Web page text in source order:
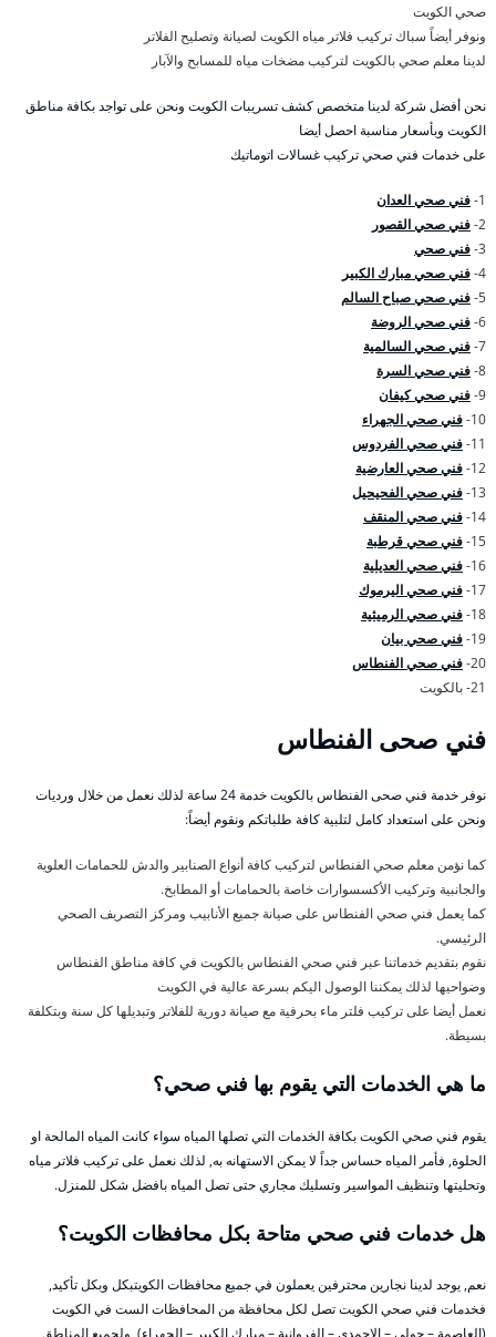
صحي الكويت
ونوفر أيضاً سباك تركيب فلاتر مياه الكويت لصيانة وتصليح الفلاتر
لدينا معلم صحي بالكويت لتركيب مضخات مياه للمسابح والآبار
نحن أفضل شركة لدينا متخصص كشف تسريبات الكويت ونحن على تواجد بكافة مناطق
الكويت وبأسعار مناسبة احصل أيضا
على خدمات فني صحي تركيب غسالات اتوماتيك
1- فني صحي العدان
2- فني صحي القصور
3- فني صحي
4- فني صحي مبارك الكبير
5- فني صحي صباح السالم
6- فني صحي الروضة
7- فني صحي السالمية
8- فني صحي السرة
9- فني صحي كيفان
10- فني صحي الجهراء
11- فني صحي الفردوس
12- فني صحي العارضية
13- فني صحي الفحيحيل
14- فني صحي المنقف
15- فني صحي قرطبة
16- فني صحي العديلية
17- فني صحي اليرموك
18- فني صحي الرميثية
19- فني صحي بيان
20- فني صحي الفنطاس
21- بالكويت
فني صحى الفنطاس
نوفر خدمة فني صحى الفنطاس بالكويت خدمة 24 ساعة لذلك نعمل من خلال ورديات
ونحن على استعداد كامل لتلبية كافة طلباتكم ونقوم أيضاً:
كما نؤمن معلم صحي الفنطاس لتركيب كافة أنواع الصنابير والدش للحمامات العلوية
والجانبية وتركيب الأكسسوارات خاصة بالحمامات أو المطابخ.
كما يعمل فني صحي الفنطاس على صيانة جميع الأنابيب ومركز التصريف الصحي
الرئيسي.
نقوم بتقديم خدماتنا عبر فني صحي الفنطاس بالكويت في كافة مناطق الفنطاس
وضواحيها لذلك يمكننا الوصول اليكم بسرعة عالية في الكويت
نعمل أيضا على تركيب فلتر ماء بحرفية مع صيانة دورية للفلاتر وتبديلها كل سنة وبتكلفة
بسيطة.
ما هي الخدمات التي يقوم بها فني صحي؟
يقوم فني صحي الكويت بكافة الخدمات التي تصلها المياه سواء كانت المياه المالحة او
الحلوة, فأمر المياه حساس جداً لا يمكن الاستهانه به, لذلك نعمل على تركيب فلاتر مياه
وتحليتها وتنظيف المواسير وتسليك مجاري حتى تصل المياه بافضل شكل للمنزل.
هل خدمات فني صحي متاحة بكل محافظات الكويت؟
نعم, يوجد لدينا نجارين محترفين يعملون في جميع محافظات الكويتبكل وبكل تأكيد,
فخدمات فني صحي الكويت تصل لكل محافظة من المحافظات الست في الكويت